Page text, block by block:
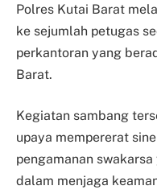
Polres Kutai Barat
ke sejumlah petugas
perkantoran yang
Barat.
Kegiatan sambang
upaya mempererat
pengamanan
dalam menjaga